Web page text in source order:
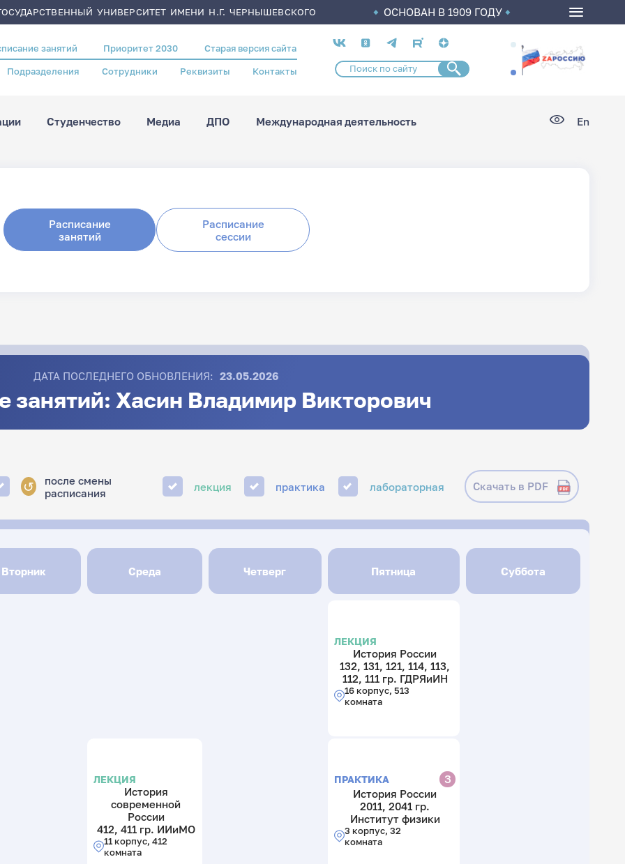
УНИВЕРСИТЕТ ИМЕНИ Н.Г. ЧЕРНЫШЕВСКОГО ОСНОВАН В 1909 ГОДУ
занятий Приоритет 2030 Старая версия сайта
Подразделения Сотрудники Реквизиты Контакты
Социальные
сети
Студенчество Медиа ДПО Международная деятельность En
Расписание
занятий
Расписание
сессии
ДАТА ПОСЛЕДНЕГО ОБНОВЛЕНИЯ: 23.05.2026
занятий: Хасин Владимир Викторович
↺
после смены
расписания
лекция практика лабораторная Скачать в PDF
Вторник Среда Четверг Пятница Суббота
ЛЕКЦИЯ
История России
132, 131, 121, 114, 113,
112, 111 гр. ГДРЯиИН
16 корпус, 513
комната
ЛЕКЦИЯ
История
современной
России
412, 411 гр. ИИиМО
11 корпус, 412
комната
ПРАКТИКА
З
История России
2011, 2041 гр.
Институт физики
3 корпус, 32
комната